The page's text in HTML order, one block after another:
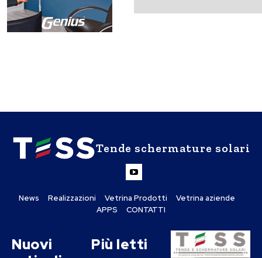
Tende schermature solari
News Realizzazioni Vetrina Prodotti
Vetrina aziende
APPS
CONTATTI
Nuovi
Più letti